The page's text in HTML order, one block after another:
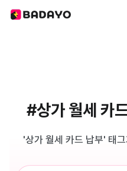
#상가 월세 카
'상가 월세 카드 납부' 태